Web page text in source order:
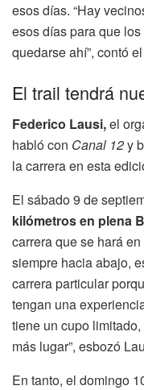
esos días. “Hay
esos días para que
quedarse ahí”, contó
El trail tendrá
Federico Lausi,el
habló con Canal 12y
la carrera en esta
El sábado 9 de
kilómetros en plena
carrera que se hará
siempre hacia abajo,
carrera particular
tengan una
tiene un cupo
más lugar”, esbozó
En tanto, el domingo